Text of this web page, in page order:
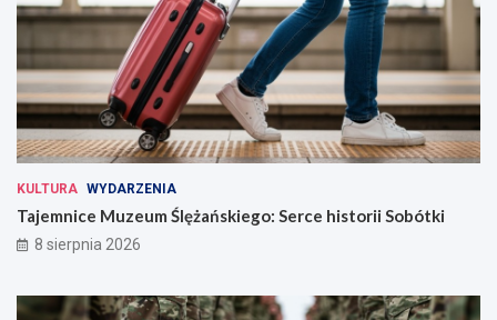
KULTURA WYDARZENIA
Tajemnice Muzeum Ślężańskiego: Serce historii Sobótki
8 sierpnia 2026